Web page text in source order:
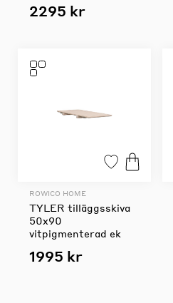
2295 kr
ROWICO HOME
TYLER tilläggsskiva
50x90
vitpigmenterad ek
1995 kr